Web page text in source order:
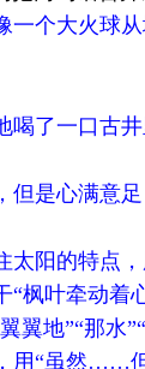
一个大火球
喝了一口古
但是心满意
太阳的特点
“枫叶牵动着
翼地”“那水
用“虽然